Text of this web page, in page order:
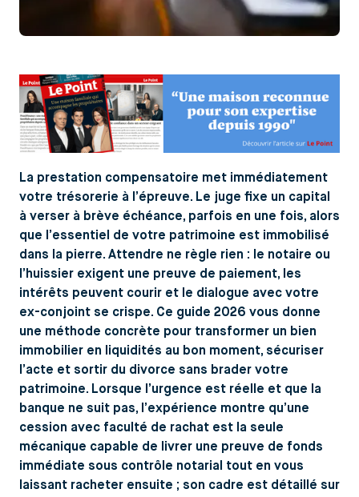
La prestation compensatoire met immédiatement
votre trésorerie à l’épreuve. Le juge fixe un capital
à verser à brève échéance, parfois en une fois, alors
que l’essentiel de votre patrimoine est immobilisé
dans la pierre. Attendre ne règle rien : le notaire ou
l’huissier exigent une preuve de paiement, les
intérêts peuvent courir et le dialogue avec votre
ex-conjoint se crispe. Ce guide 2026 vous donne
une méthode concrète pour transformer un bien
immobilier en liquidités au bon moment, sécuriser
l’acte et sortir du divorce sans brader votre
patrimoine. Lorsque l’urgence est réelle et que la
banque ne suit pas, l’expérience montre qu’une
cession avec faculté de rachat est la seule
mécanique capable de livrer une preuve de fonds
immédiate sous contrôle notarial tout en vous
laissant racheter ensuite ; son cadre est détaillé sur